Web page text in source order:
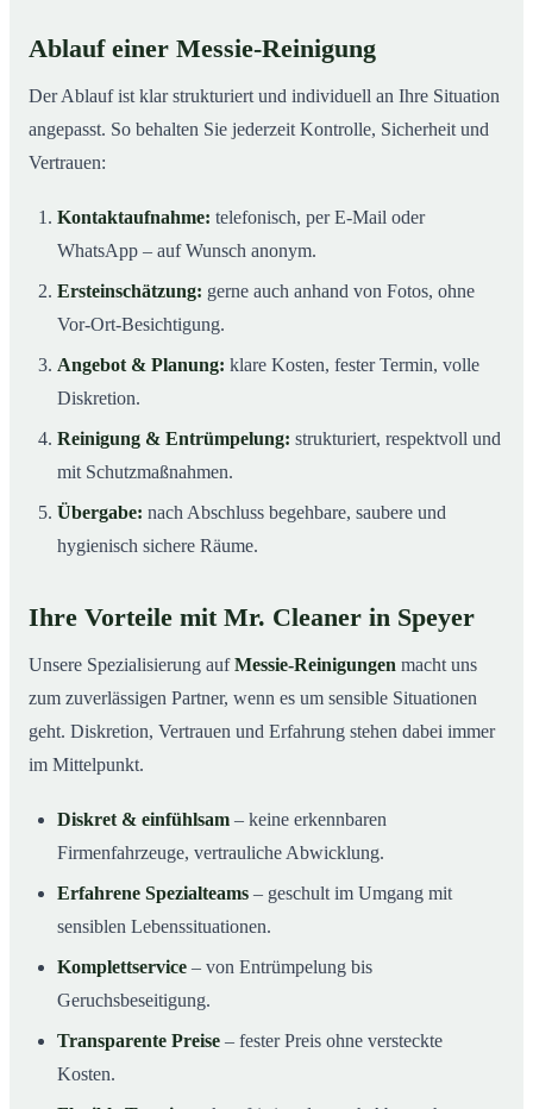
Ablauf einer Messie-Reinigung
Der Ablauf ist klar strukturiert und individuell an Ihre Situation
angepasst. So behalten Sie jederzeit Kontrolle, Sicherheit und
Vertrauen:
Kontaktaufnahme: telefonisch, per E-Mail oder
WhatsApp – auf Wunsch anonym.
Ersteinschätzung: gerne auch anhand von Fotos, ohne
Vor-Ort-Besichtigung.
Angebot & Planung: klare Kosten, fester Termin, volle
Diskretion.
Reinigung & Entrümpelung: strukturiert, respektvoll und
mit Schutzmaßnahmen.
Übergabe: nach Abschluss begehbare, saubere und
hygienisch sichere Räume.
Ihre Vorteile mit Mr. Cleaner in Speyer
Unsere Spezialisierung aufMessie-Reinigungen macht uns
zum zuverlässigen Partner, wenn es um sensible Situationen
geht. Diskretion, Vertrauen und Erfahrung stehen dabei immer
im Mittelpunkt.
Diskret & einfühlsam – keine erkennbaren
Firmenfahrzeuge, vertrauliche Abwicklung.
Erfahrene Spezialteams – geschult im Umgang mit
sensiblen Lebenssituationen.
Komplettservice – von Entrümpelung bis
Geruchsbeseitigung.
Transparente Preise – fester Preis ohne versteckte
Kosten.